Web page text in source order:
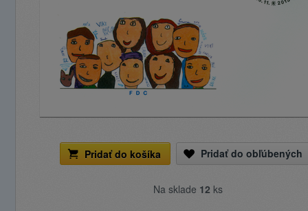
Pridať do košíka Pridať do obľúbených
Na sklade 12 ks